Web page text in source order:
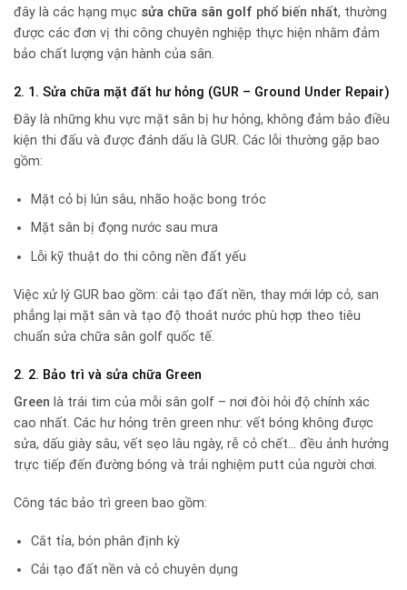
đây là các hạng mục sửa chữa sân golf phổ biến nhất, thường
được các đơn vị thi công chuyên nghiệp thực hiện nhằm đảm
bảo chất lượng vận hành của sân.
2. 1. Sửa chữa mặt đất hư hỏng (GUR – Ground Under Repair)
Đây là những khu vực mặt sân bị hư hỏng, không đảm bảo điều
kiện thi đấu và được đánh dấu là GUR. Các lỗi thường gặp bao
gồm:
Mặt cỏ bị lún sâu, nhão hoặc bong tróc
Mặt sân bị đọng nước sau mưa
Lỗi kỹ thuật do thi công nền đất yếu
Việc xử lý GUR bao gồm: cải tạo đất nền, thay mới lớp cỏ, san
phẳng lại mặt sân và tạo độ thoát nước phù hợp theo tiêu
chuẩn sửa chữa sân golf quốc tế.
2. 2. Bảo trì và sửa chữa Green
Green là trái tim của mỗi sân golf – nơi đòi hỏi độ chính xác
cao nhất. Các hư hỏng trên green như: vết bóng không được
sửa, dấu giày sâu, vết sẹo lâu ngày, rễ cỏ chết… đều ảnh hưởng
trực tiếp đến đường bóng và trải nghiệm putt của người chơi.
Công tác bảo trì green bao gồm:
Cắt tỉa, bón phân định kỳ
Cải tạo đất nền và cỏ chuyên dụng